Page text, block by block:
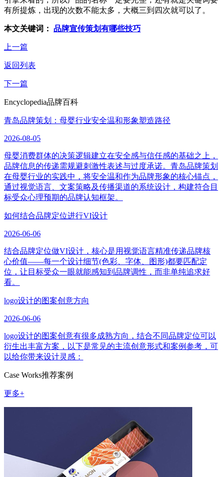
有所提炼，出现的次数不能太多，大概三到四次就可以了。
本文关键词： 品牌宣传策划有哪些技巧
上一篇
返回列表
下一篇
Encyclopedia品牌百科
青岛品牌策划：母婴行业安全温和形象塑造路径
2026-08-05
母婴消费群体的决策逻辑建立在安全感与信任感的基础之上，
品牌信息的传递需规避刺激性表述与过度承诺。青岛品牌策划
在母婴行业的实践中，将安全温和作为品牌形象的核心锚点，
通过视觉语言、文案策略及传播渠道的系统设计，构建符合目
标受众心理预期的品牌认知框架。
如何结合品牌定位进行VI设计
2026-06-06
结合品牌定位做VI设计，核心是用视觉语言精准传递品牌核
心价值——每一个设计细节(色彩、字体、图形)都要匹配定
位，让目标受众一眼就能感知到品牌调性，而非单纯追求好
看。
logo设计的图案创意方向
2026-06-06
logo设计的图案创意有很多成熟方向，结合不同品牌定位可以
衍生出丰富方案，以下是常见的主流创意形式和案例参考，可
以给你带来设计灵感：
Case Works推荐案例
更多+